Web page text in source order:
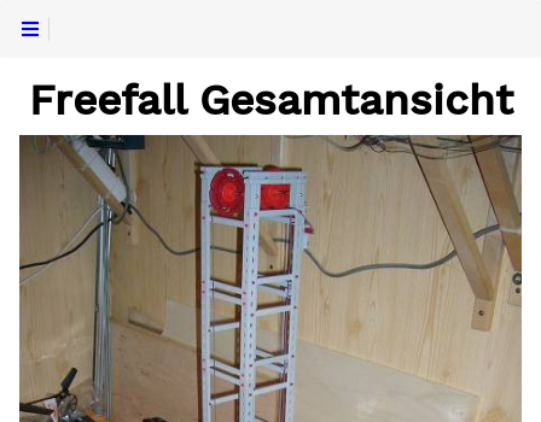
Freefall Gesamtansicht